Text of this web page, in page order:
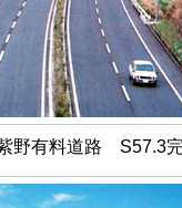
野有料道路 S57.3